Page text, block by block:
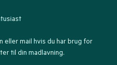
eller mail hvis du har brug for
til din madlavning.